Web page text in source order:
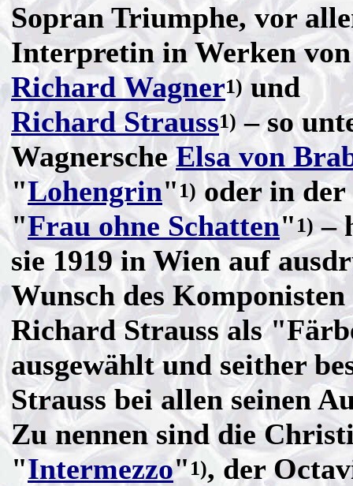
Sopran Triumphe, vor
Interpretin in Werken von
Richard Wagner1)und
Richard Strauss1) – so
WagnerscheElsa von
"Lohengrin"1) oder in
"Frau ohne Schatten" 1) –
sie 1919 in Wien auf
Wunsch des Komponisten
Richard Strauss als
ausgewählt und seither
Strauss bei allen seinen
Zu nennen sind die
"Intermezzo"1), der